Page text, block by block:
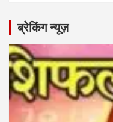
ब्रेकिंग न्यूज़